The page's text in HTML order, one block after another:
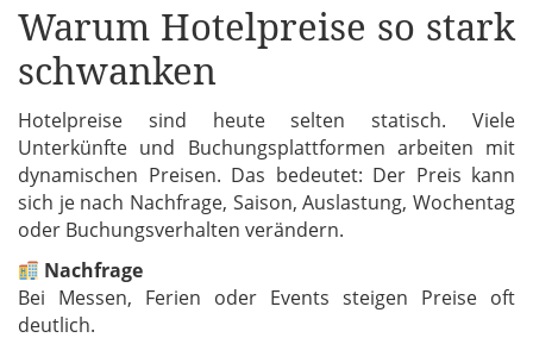
Warum Hotelpreise so stark
schwanken
Hotelpreise sind heute selten statisch. Viele
Unterkünfte und Buchungsplattformen arbeiten mit
dynamischen Preisen. Das bedeutet: Der Preis kann
sich je nach Nachfrage, Saison, Auslastung, Wochentag
oder Buchungsverhalten verändern.
Nachfrage
Bei Messen, Ferien oder Events steigen Preise oft
deutlich.